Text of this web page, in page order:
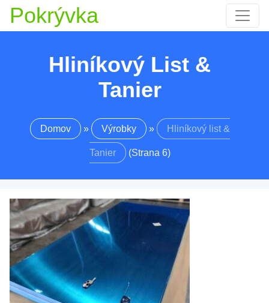
Pokrývka
Hliníkový List &
Tanier
Domov » Výrobky » Hliníkový list &
Tanier (Strana 6)